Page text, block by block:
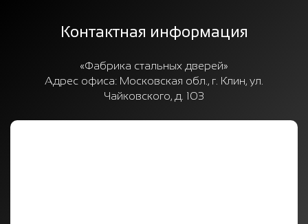
Контактная информация
«Фабрика стальных дверей»
Адрес офиса: Московская обл., г. Клин, ул.
Чайковского, д. 103